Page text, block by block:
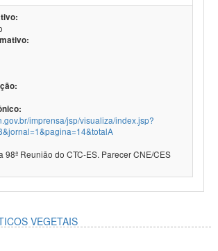
imprensa/jsp/visualiza/index.jsp?
98ª Reunião do CTC-ES. Parecer CNE/CES
VEGETAIS